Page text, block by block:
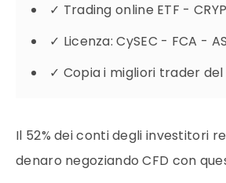
✓ Trading online ETF -
✓ Licenza: CySEC - FCA -
✓ Copia i migliori trader
Il 52% dei conti degli investitori
denaro negoziando CFD con